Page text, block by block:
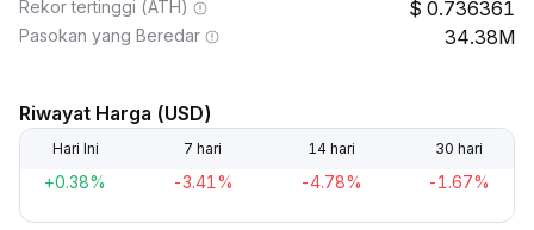
Rekor tertinggi (ATH) 0.736361
Pasokan yang Beredar 34.38M
Riwayat Harga (USD)
Hari Ini 7 hari 14 hari 30 hari
+0.38% -3.41% -4.78% -1.67%